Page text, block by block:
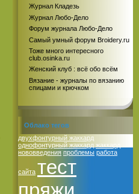
Журнал Кладезь
Журнал Любо-Дело
Форум журнала Любо-Дело
Самый умный форум Broidery.ru
Тоже много интересного
club.osinka.ru
Женский клуб : всё обо всём
Вязание - журналы по вязанию
спицами и крючком
Облако тегов
двухфонтурный жаккард
однофонтурный жаккард жаккард
нововведения проблемы работа
сайта тест